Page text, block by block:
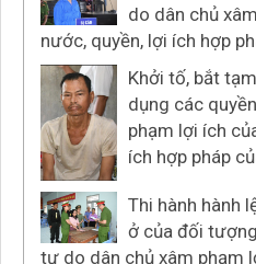
do dân chủ
nước, quyền, lợi ích hợp
Khởi tố, bắt
dụng các
phạm lợi ích
ích hợp pháp
Thi hành hành
ở của đối
tự do dân chủ xâm phạm